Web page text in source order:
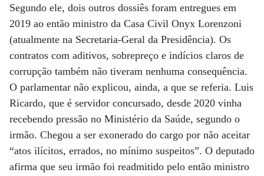
Segundo ele, dois outros dossiês foram entregues em
2019 ao então ministro da Casa Civil Onyx Lorenzoni
(atualmente na Secretaria-Geral da Presidência). Os
contratos com aditivos, sobrepreço e indícios claros de
corrupção também não tiveram nenhuma consequência.
O parlamentar não explicou, ainda, a que se referia. Luis
Ricardo, que é servidor concursado, desde 2020 vinha
recebendo pressão no Ministério da Saúde, segundo o
irmão. Chegou a ser exonerado do cargo por não aceitar
“atos ilícitos, errados, no mínimo suspeitos”. O deputado
afirma que seu irmão foi readmitido pelo então ministro